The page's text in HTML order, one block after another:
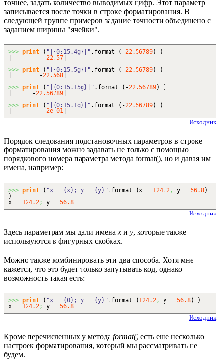
точнее, задать количество выводимых цифр. Этот параметр
записывается после точки в строке форматирования. В
следующей группе примеров задание точности объединено с
заданием ширины "ячейки".
>>> print ( "|{0:15.4g}|" . format ( -22.56789)
)
| -22.57
>>> print ( "|{0:15.5g}|" . format ( -22.56789)
)
| -22.568
>>> print ( "|{0:15.15g}|" . format ( -22.56789)
)
| -22.56789
>>> print ( "|{0:15.1g}|" . format ( -22.56789)
)
| -2e+01
Исходник
Порядок следования подстановочных параметров в строке
форматирования можно задавать не только с помощью
порядкового номера параметра метода format(), но и давая им
имена, например:
>>> print ( "x = {x}; y = {y}" . format ( x = 124.2 , y = 56.8)
)
x = 124.2 ; y = 56.8
Исходник
Здесь параметрам мы дали имена x и y, которые также
используются в фигурных скобках.
Можно также комбинировать эти два способа. Хотя мне
кажется, что это будет только запутывать код, однако
возможность такая есть:
>>> print ( "x = {0}; y = {y}" . format ( 124.2, y = 56.8)
)
x = 124.2; y = 56.8
Исходник
Кроме перечисленных у метода format() есть еще несколько
настроек форматирования, который мы рассматривать не
будем.